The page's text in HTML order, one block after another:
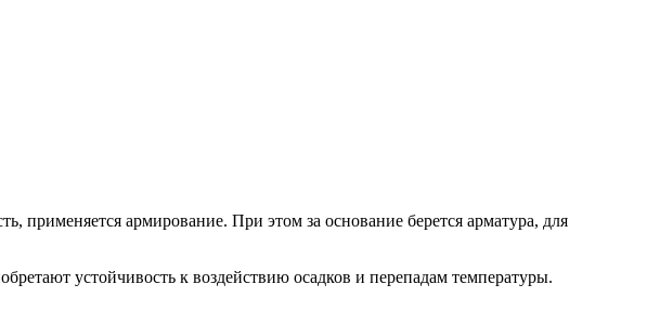
применяется армирование. При этом за основание берется арматура, для
устойчивость к воздействию осадков и перепадам температуры.